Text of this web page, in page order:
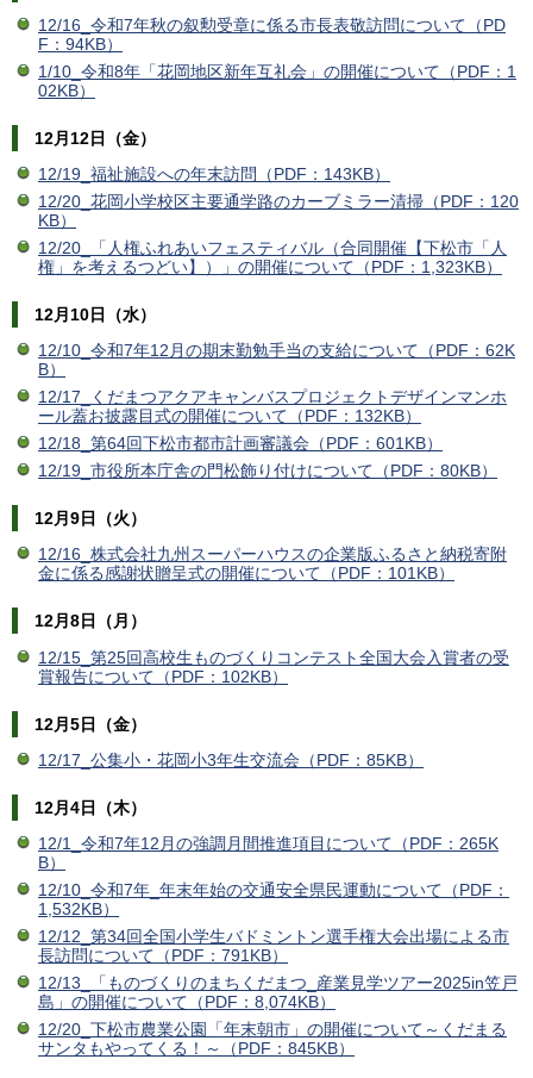
12/16_令和7年秋の叙勲受章に係る市長表敬訪問について（PD
F：94KB）
1/10_令和8年「花岡地区新年互礼会」の開催について（PDF：1
02KB）
12月12日（金）
12/19_福祉施設への年末訪問（PDF：143KB）
12/20_花岡小学校区主要通学路のカーブミラー清掃（PDF：120
KB）
12/20_「人権ふれあいフェスティバル（合同開催【下松市「人
権」を考えるつどい】）」の開催について（PDF：1,323KB）
12月10日（水）
12/10_令和7年12月の期末勤勉手当の支給について（PDF：62K
B）
12/17_くだまつアクアキャンバスプロジェクトデザインマンホ
ール蓋お披露目式の開催について（PDF：132KB）
12/18_第64回下松市都市計画審議会（PDF：601KB）
12/19_市役所本庁舎の門松飾り付けについて（PDF：80KB）
12月9日（火）
12/16_株式会社九州スーパーハウスの企業版ふるさと納税寄附
金に係る感謝状贈呈式の開催について（PDF：101KB）
12月8日（月）
12/15_第25回高校生ものづくりコンテスト全国大会入賞者の受
賞報告について（PDF：102KB）
12月5日（金）
12/17_公集小・花岡小3年生交流会（PDF：85KB）
12月4日（木）
12/1_令和7年12月の強調月間推進項目について（PDF：265K
B）
12/10_令和7年_年末年始の交通安全県民運動について（PDF：
1,532KB）
12/12_第34回全国小学生バドミントン選手権大会出場による市
長訪問について（PDF：791KB）
12/13_「ものづくりのまちくだまつ_産業見学ツアー2025in笠戸
島」の開催について（PDF：8,074KB）
12/20_下松市農業公園「年末朝市」の開催について～くだまる
サンタもやってくる！～（PDF：845KB）